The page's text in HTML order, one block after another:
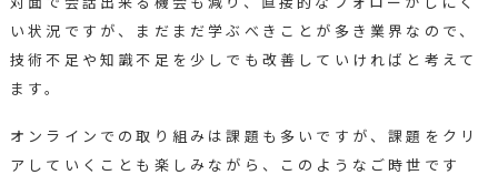
い状況ですが、まだまだ学ぶべきことが多き業界なので、
技術不足や知識不足を少しでも改善していければと考えて
ます。
オンラインでの取り組みは課題も多いですが、課題をクリ
アしていくことも楽しみながら、このようなご時世です